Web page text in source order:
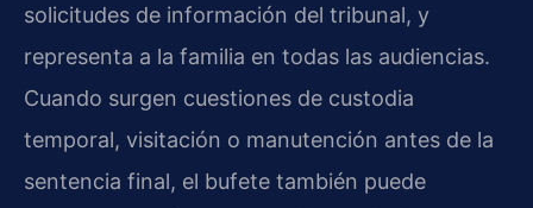
solicitudes de información del tribunal, y
representa a la familia en todas las audiencias.
Cuando surgen cuestiones de custodia
temporal, visitación o manutención antes de la
sentencia final, el bufete también puede